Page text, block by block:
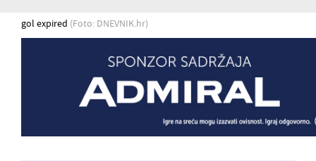
gol expired (Foto: DNEVNIK.hr)